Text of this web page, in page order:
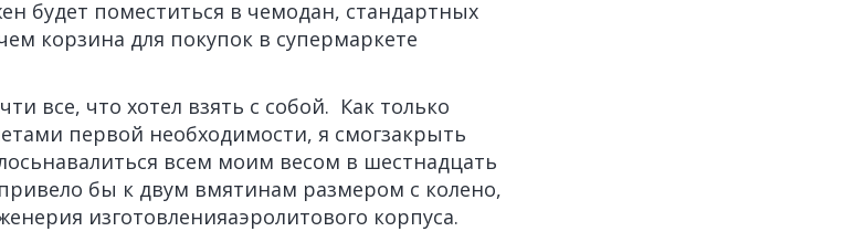
будет поместиться в чемодан, стандартных
корзина для покупок в супермаркете
все, что хотел взять с собой. Как только
первой необходимости, я смогзакрыть
всем моим весом в шестнадцать
бы к двум вмятинам размером с колено,
изготовленияаэролитового корпуса.